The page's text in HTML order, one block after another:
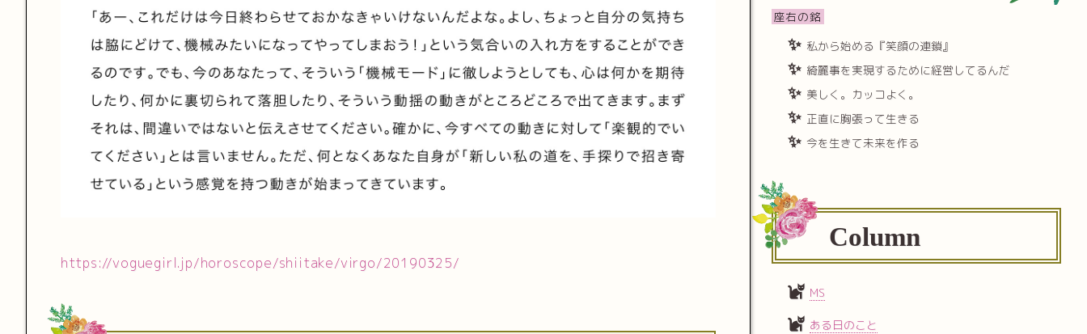
https://voguegirl.jp/horoscope/shiitake/virgo/20190325/
座右の銘
私から始める『笑顔の連鎖』
綺麗事を実現するために経営してるんだ
美しく。カッコよく。
正直に胸張って生きる
今を生きて未来を作る
Column
MS
ある日のこと